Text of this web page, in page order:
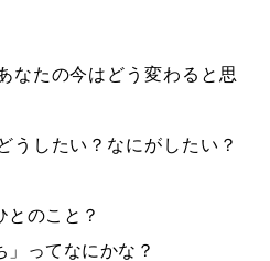
なたの今はどう変わると思
うしたい？なにがしたい？
とのこと？
」ってなにかな？